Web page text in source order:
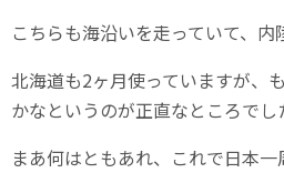
こちらも海沿いを走っていて、内
北海道も2ヶ月使っていますが、
かなというのが正直なところでし
まあ何はともあれ、これで日本